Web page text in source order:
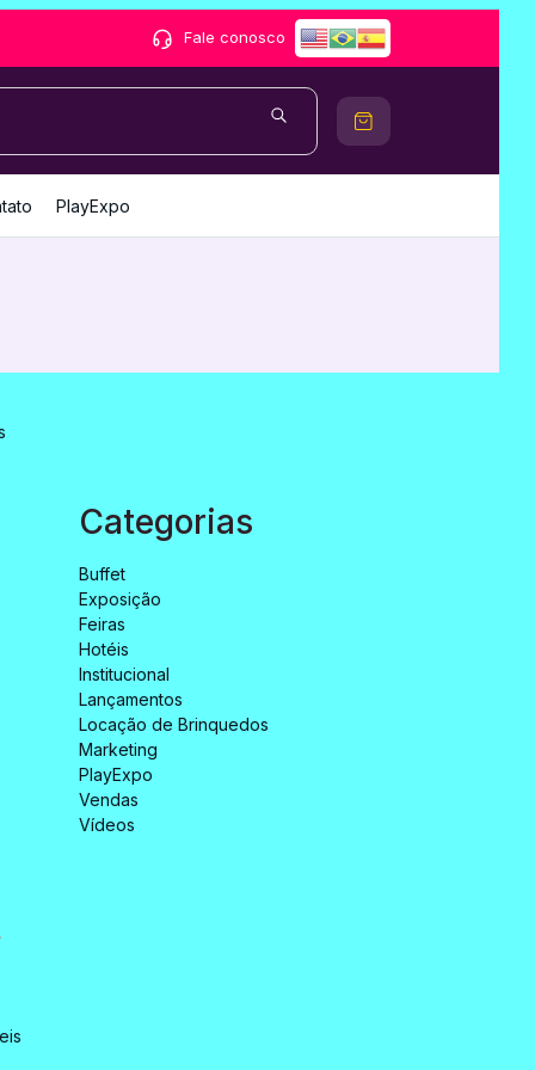
Fale conosco
PlayExpo
Categorias
Buffet
Exposição
Feiras
Hotéis
Institucional
Lançamentos
Locação de Brinquedos
Marketing
PlayExpo
Vendas
Vídeos